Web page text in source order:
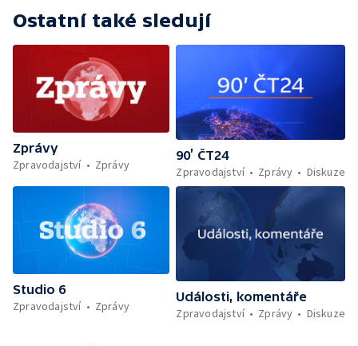
Ostatní také sledují
Zprávy
Zpravodajství
Zprávy
90’ ČT24
Zpravodajství
Zprávy Diskuze
Studio 6
Zpravodajství
Zprávy
Události, komentáře
Zpravodajství
Zprávy Diskuze